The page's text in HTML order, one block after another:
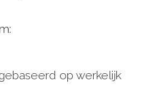
op werkelijk